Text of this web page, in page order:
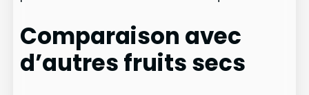
Comparaison avec
d’autres fruits secs